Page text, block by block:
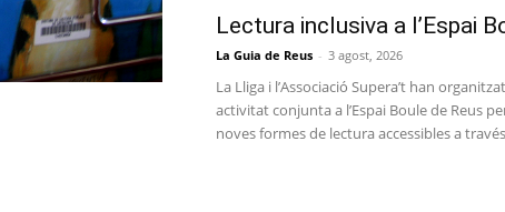
Lectura inclusiva a l’Espai
La Guia de Reus - 3 agost, 2026
La Lliga i l’Associació Supera’t han
activitat conjunta a l’Espai Boule de Reus
noves formes de lectura accessibles a